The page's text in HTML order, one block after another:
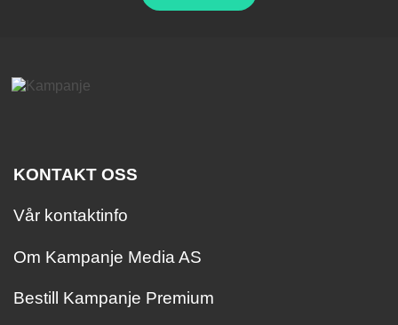
KONTAKT OSS
Vår kontaktinfo
Om Kampanje Media AS
Bestill Kampanje Premium